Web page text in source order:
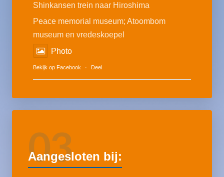
Shinkansen trein naar Hiroshima
Peace memorial museum; Atoombom
museum en vredeskoepel
Photo
Bekijk op Facebook · Deel
03
Aangesloten bij: